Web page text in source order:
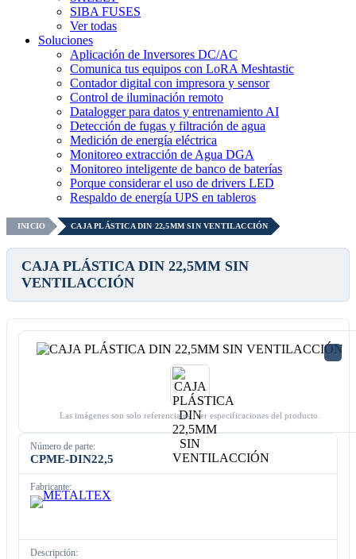
SIBA FUSES
Ver todas
Soluciones
Aplicación de Inversores DC/AC
Comunica tus equipos con LoRA Meshtastic
Contador digital con impresora y sensor
Control de iluminación remoto
Datalogger para datos y entrenamiento AI
Detección de fugas y filtración de agua
Medición de energía eléctrica
Monitoreo extracción de Agua DGA
Monitoreo inteligente de banco de baterías
Porque considerar el uso de drivers LED
Respaldo de energía UPS en tableros
INICIO CAJA PLÁSTICA DIN 22,5MM SIN VENTILACCIÓN
CAJA PLÁSTICA DIN 22,5MM SIN
VENTILACCIÓN
Las imágenes son solo referenciales. Ver especificaciones del producto.
Número de parte:
CPME-DIN22,5
Fabricante:
Descripción: